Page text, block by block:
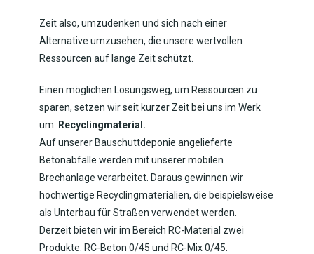
Zeit also, umzudenken und sich nach einer
Alternative umzusehen, die unsere wertvollen
Ressourcen auf lange Zeit schützt.
Einen möglichen Lösungsweg, um Ressourcen zu
sparen, setzen wir seit kurzer Zeit bei uns im Werk
um: Recyclingmaterial.
Auf unserer Bauschuttdeponie angelieferte
Betonabfälle werden mit unserer mobilen
Brechanlage verarbeitet. Daraus gewinnen wir
hochwertige Recyclingmaterialien, die beispielsweise
als Unterbau für Straßen verwendet werden.
Derzeit bieten wir im Bereich RC-Material zwei
Produkte: RC-Beton 0/45 und RC-Mix 0/45.